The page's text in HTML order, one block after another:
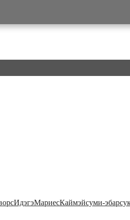
ИдэгэМариесКаймэйсуми-э